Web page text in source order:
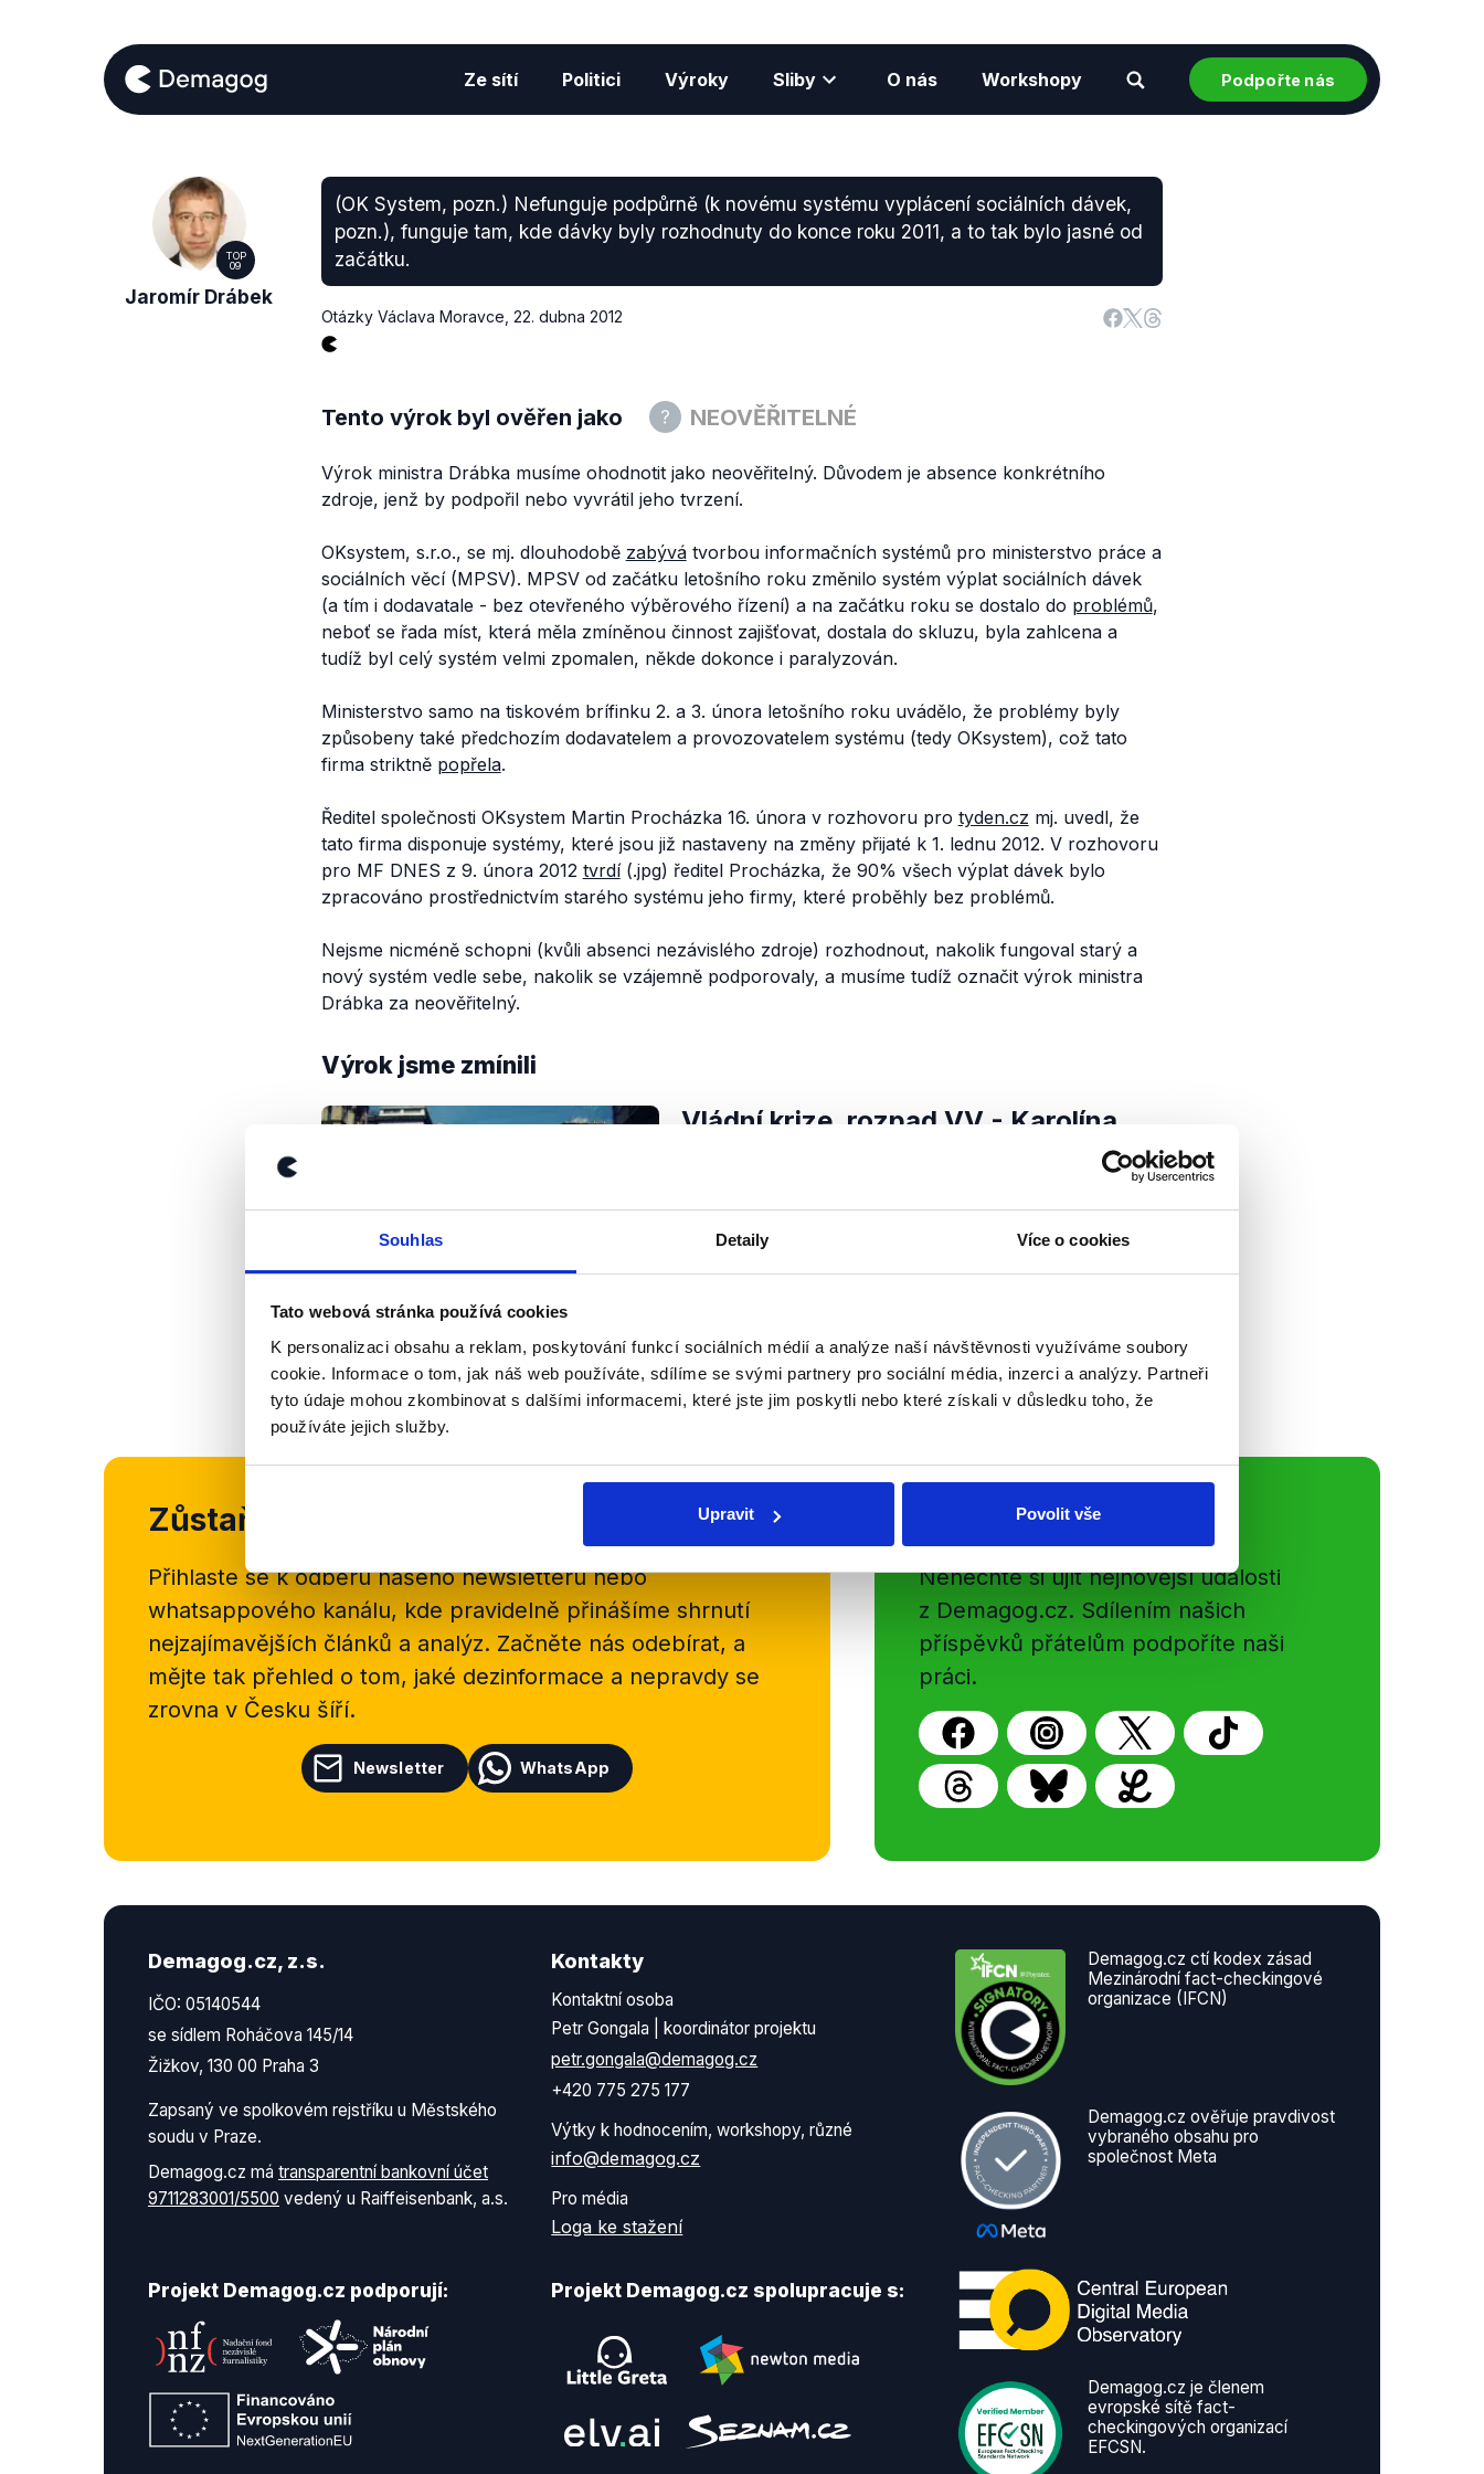
Souhlas Detaily Více o cookies
Tato webová stránka používá cookies
K personalizaci obsahu a reklam, poskytování funkcí sociálních médií a analýze naší návštěvnosti využíváme soubory
cookie. Informace o tom, jak náš web používáte, sdílíme se svými partnery pro sociální média, inzerci a analýzy. Partneři
tyto údaje mohou zkombinovat s dalšími informacemi, které jste jim poskytli nebo které získali v důsledku toho, že
používáte jejich služby.
Upravit Povolit vše
Ze sítí Politici Výroky Sliby O nás Workshopy Podpořte nás
TOP
09
Jaromír Drábek
(OK System, pozn.) Nefunguje podpůrně (k novému systému vyplácení sociálních dávek,
pozn.), funguje tam, kde dávky byly rozhodnuty do konce roku 2011, a to tak bylo jasné od
začátku.
Otázky Václava Moravce 22. dubna 2012
Tento výrok byl ověřen jako NEOVĚŘITELNÉ
Výrok ministra Drábka musíme ohodnotit jako neověřitelný. Důvodem je absence konkrétního
zdroje, jenž by podpořil nebo vyvrátil jeho tvrzení.
OKsystem, s.r.o., se mj. dlouhodobě zabývátvorbou informačních systémů pro ministerstvo práce a
sociálních věcí (MPSV). MPSV od začátku letošního roku změnilo systém výplat sociálních dávek
(a tím i dodavatale - bez otevřeného výběrového řízení) a na začátku roku se dostalo do problémů,
neboť se řada míst, která měla zmíněnou činnost zajišťovat, dostala do skluzu, byla zahlcena a
tudíž byl celý systém velmi zpomalen, někde dokonce i paralyzován.
Ministerstvo samo na tiskovém brífinku 2. a 3. února letošního roku uvádělo, že problémy byly
způsobeny také předchozím dodavatelem a provozovatelem systému (tedy OKsystem), což tato
firma striktně popřela.
Ředitel společnosti OKsystem Martin Procházka 16. února v rozhovoru pro tyden.cz mj. uvedl, že
tato firma disponuje systémy, které jsou již nastaveny na změny přijaté k 1. lednu 2012. V rozhovoru
pro MF DNES z 9. února 2012 tvrdí(.jpg) ředitel Procházka, že 90% všech výplat dávek bylo
zpracováno prostřednictvím starého systému jeho firmy, které proběhly bez problémů.
Nejsme nicméně schopni (kvůli absenci nezávislého zdroje) rozhodnout, nakolik fungoval starý a
nový systém vedle sebe, nakolik se vzájemně podporovaly, a musíme tudíž označit výrok ministra
Drábka za neověřitelný.
Výrok jsme zmínili
OVĚŘENO
Vládní krize, rozpad VV - Karolína
Peake, Protesty proti vládě, sociální
reformy - Jaromír Drábek (TOP 09)
V nedělní diskuzi znovu nedošlo k přímému střetu
politiků. V první části vystoupila Karolína Peake (do
Číst dál
Zůstaňme v kontaktu
Přihlaste se k odběru našehonewsletteru nebo
whatsappového kanálu, kde pravidelně přinášíme shrnutí
nejzajímavějších článků a analýz. Začněte nás odebírat, a
mějte tak přehled o tom, jaké dezinformace a nepravdy se
zrovna v Česku šíří.
Newsletter WhatsApp
Sociální sítě
Nenechte si ujít nejnovější události
z Demagog.cz. Sdílením našich
příspěvků přátelům podpoříte naši
práci.
Demagog.cz, z.s.
IČO: 05140544
se sídlem Roháčova 145/14
Žižkov, 130 00 Praha 3
Zapsaný ve spolkovém rejstříku u Městského
soudu v Praze.
Demagog.cz má transparentní bankovní účet
9711283001/5500 vedený u Raiffeisenbank, a.s.
Kontakty
Kontaktní osoba
Petr Gongala | koordinátor projektu
petr.gongala@demagog.cz
+420 775 275 177
Výtky k hodnocením, workshopy, různé
info@demagog.cz
Pro média
Loga ke stažení
Projekt Demagog.cz podporují: Projekt Demagog.cz spolupracuje s:
Demagog.cz ctí kodex zásad
Mezinárodní fact-checkingové
organizace (IFCN)
Demagog.cz ověřuje pravdivost
vybraného obsahu pro
společnost Meta
Demagog.cz je členem
evropské sítě fact-
checkingových organizací
EFCSN.